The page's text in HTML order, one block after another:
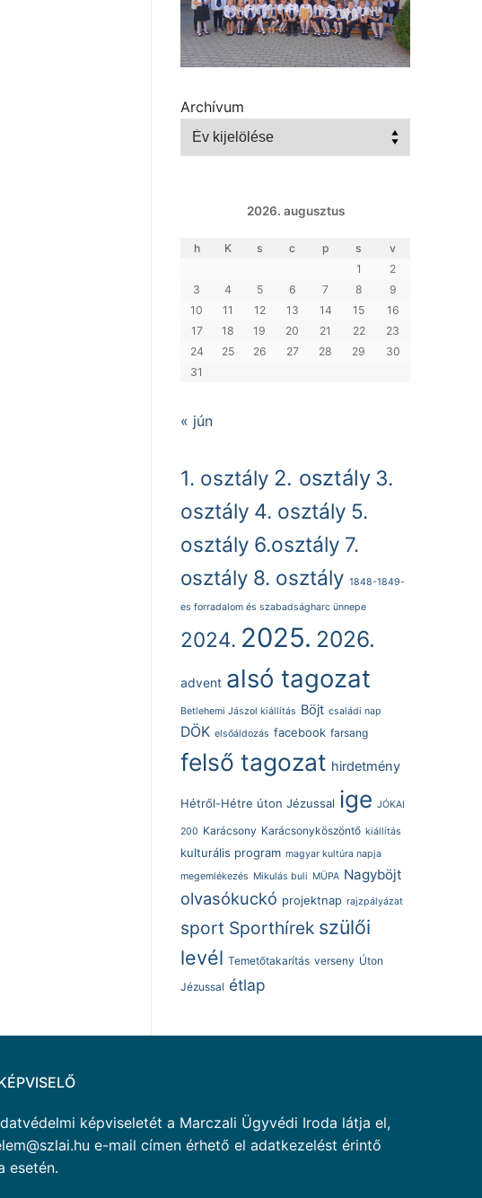
Archívum
2026. augusztus
h K s c p s
v
1
2
3
4 5 6 7 8
9
10
11 12 13 14 15
16
17
18 19 20 21 22
23
24
25 26 27 28 29
30
31
« jún
1. osztály 2. osztály 3.
osztály 4. osztály 5.
osztály 6.osztály 7.
osztály 8. osztály 1848-1849-
es forradalom és szabadságharc ünnepe
2024. 2025. 2026.
advent alsó tagozat
Betlehemi Jászol kiállítás Böjt családi nap
DÖK elsőáldozás facebook farsang
felső tagozat hirdetmény
Hétről-Hétre úton Jézussal ige JÓKAI
200 Karácsony Karácsonyköszöntő kiállítás
kulturális program magyar kultúra napja
megemlékezés Mikulás buli MÜPA Nagyböjt
olvasókuckó projektnap rajzpályázat
sport Sporthírek szülői
levél Temetőtakarítás verseny Úton
Jézussal étlap
képviseletét a Marczali Ügyvédi Iroda látja el,
e-mail címen érhető el adatkezelést érintő
esetén.